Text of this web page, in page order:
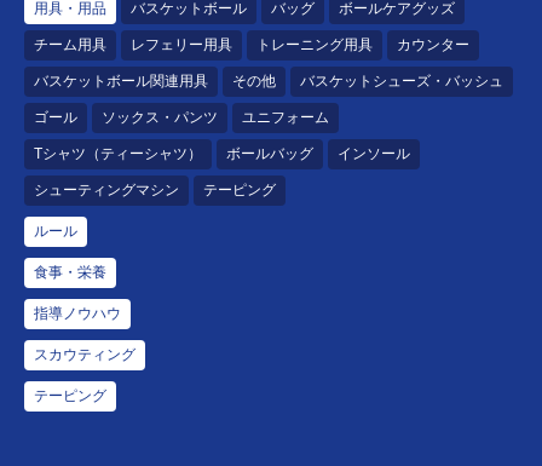
用具・用品 バスケットボール バッグ ボールケアグッズ
チーム用具 レフェリー用具 トレーニング用具 カウンター
バスケットボール関連用具 その他 バスケットシューズ・バッシュ
ゴール ソックス・パンツ ユニフォーム
Tシャツ（ティーシャツ） ボールバッグ インソール
シューティングマシン テーピング
ルール
食事・栄養
指導ノウハウ
スカウティング
テーピング